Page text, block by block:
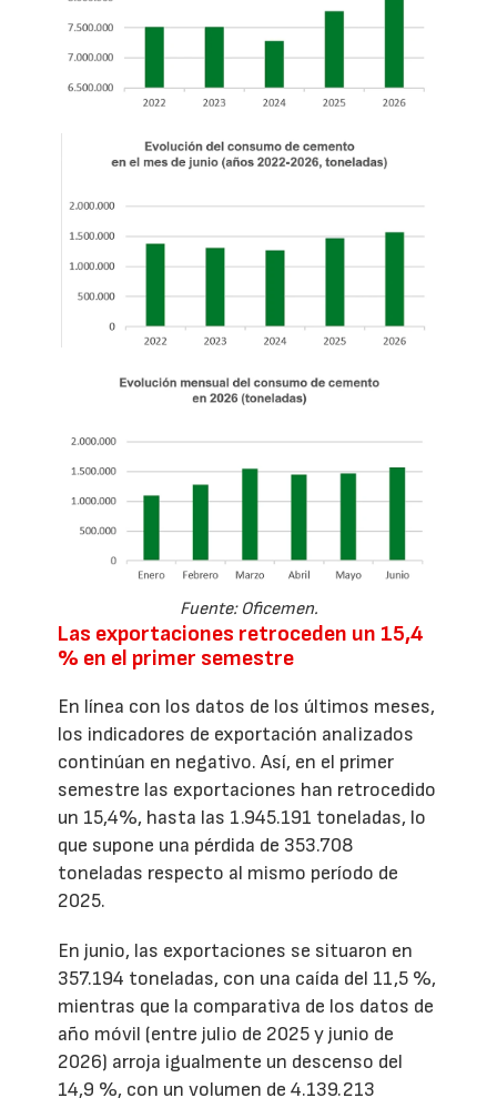
Fuente: Oficemen.
Las exportaciones retroceden un 15,4
% en el primer semestre
En línea con los datos de los últimos meses,
los indicadores de exportación analizados
continúan en negativo. Así, en el primer
semestre las exportaciones han retrocedido
un 15,4%, hasta las 1.945.191 toneladas, lo
que supone una pérdida de 353.708
toneladas respecto al mismo período de
2025.
En junio, las exportaciones se situaron en
357.194 toneladas, con una caída del 11,5 %,
mientras que la comparativa de los datos de
año móvil (entre julio de 2025 y junio de
2026) arroja igualmente un descenso del
14,9 %, con un volumen de 4.139.213